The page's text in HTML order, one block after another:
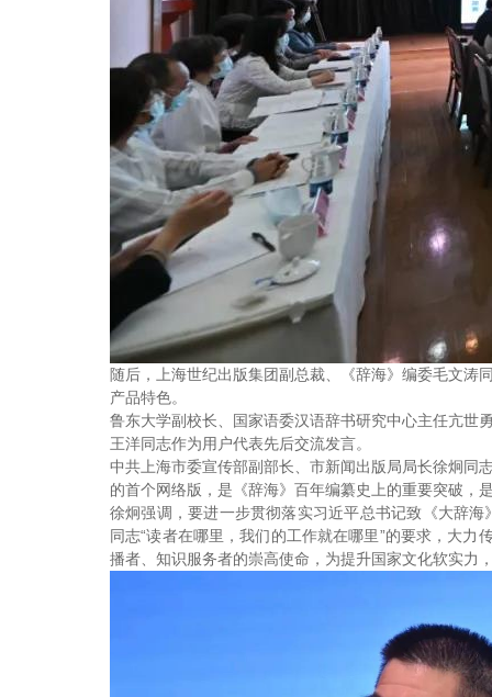
随后，上海世纪出版集团副总裁、《辞海》编委毛文涛
产品特色。
鲁东大学副校长、国家语委汉语辞书研究中心主任亢世
王洋同志作为用户代表先后交流发言。
中共上海市委宣传部副部长、市新闻出版局局长徐炯同
的首个网络版，是《辞海》百年编纂史上的重要突破，
徐炯强调，要进一步贯彻落实习近平总书记致《大辞
同志“读者在哪里，我们的工作就在哪里”的要求，大力
播者、知识服务者的崇高使命，为提升国家文化软实力